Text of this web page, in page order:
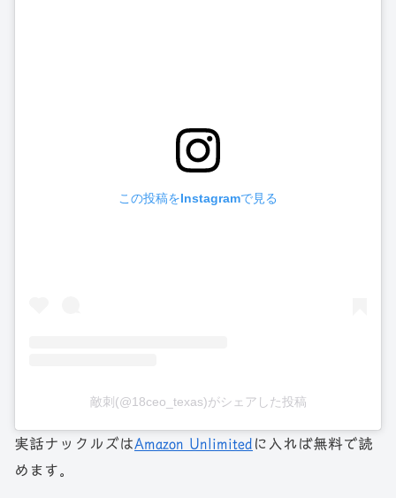
この投稿をInstagramで見る
敵刺(@18ceo_texas)がシェアした投稿
実話ナックルズはAmazon Unlimited に入れば無料で読
めます。